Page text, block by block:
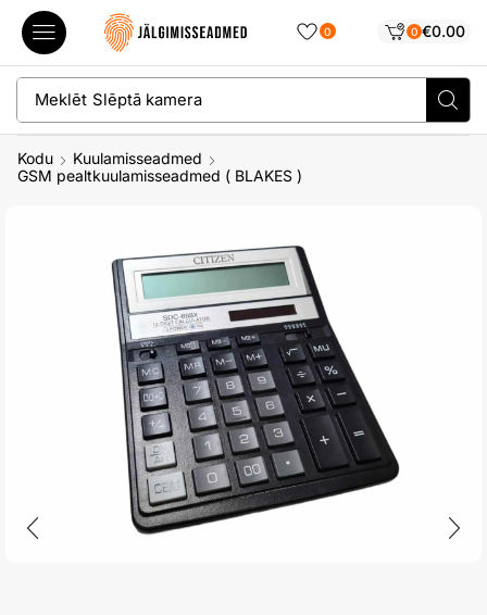
0 0 €0.00
Meklēt Slēptā kamera
Kodu
Kuulamisseadmed
GSM pealtkuulamisseadmed ( BLAKES )